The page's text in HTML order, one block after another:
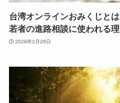
台湾オンラインおみくじと
若者の進路相談に使われる
2026年2月28日